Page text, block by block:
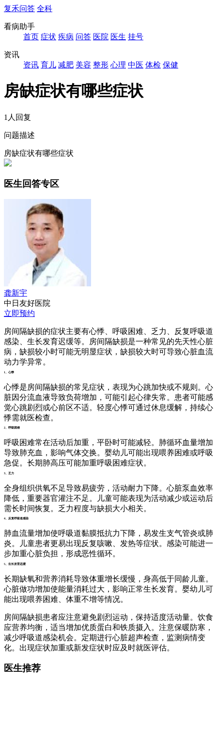
复禾问答 全科
看病助手
首页 症状 疾病 问答 医院 医生 挂号
资讯
资讯 育儿 减肥 美容 整形 心理 中医 体检 保健
房缺症状有哪些症状
1人回复
问题描述
房缺症状有哪些症状
医生回答专区
龚新宇
中日友好医院
立即预约
房间隔缺损的症状主要有心悸、呼吸困难、乏力、反复呼吸道
感染、生长发育迟缓等。房间隔缺损是一种常见的先天性心脏
病，缺损较小时可能无明显症状，缺损较大时可导致心脏血流
动力学异常。
1、心悸
心悸是房间隔缺损的常见症状，表现为心跳加快或不规则。心
脏因分流血液导致负荷增加，可能引起心律失常。患者可能感
觉心跳剧烈或心前区不适。轻度心悸可通过休息缓解，持续心
悸需就医检查。
2、呼吸困难
呼吸困难常在活动后加重，平卧时可能减轻。肺循环血量增加
导致肺充血，影响气体交换。婴幼儿可能出现喂养困难或呼吸
急促。长期肺高压可能加重呼吸困难症状。
3、乏力
全身组织供氧不足导致易疲劳，活动耐力下降。心脏泵血效率
降低，重要器官灌注不足。儿童可能表现为活动减少或运动后
需长时间恢复。乏力程度与缺损大小相关。
4、反复呼吸道感染
肺血流量增加使呼吸道黏膜抵抗力下降，易发生支气管炎或肺
炎。儿童患者更易出现反复咳嗽、发热等症状。感染可能进一
步加重心脏负担，形成恶性循环。
5、生长发育迟缓
长期缺氧和营养消耗导致体重增长缓慢，身高低于同龄儿童。
心脏做功增加使能量消耗过大，影响正常生长发育。婴幼儿可
能出现喂养困难、体重不增等情况。
房间隔缺损患者应注意避免剧烈运动，保持适度活动量。饮食
应营养均衡，适当增加优质蛋白和铁质摄入。注意保暖防寒，
减少呼吸道感染机会。定期进行心脏超声检查，监测病情变
化。出现症状加重或新发症状时应及时就医评估。
医生推荐